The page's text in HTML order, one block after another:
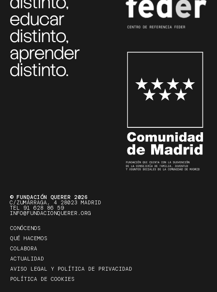
educar
distinto,
aprender
distinto.
© FUNDACIÓN QUERER 2026
C/ZUMÁRRAGA, 4 28023 MADRID
TEL 91 628 86 59
INFO@FUNDACIONQUERER.ORG
CONÓCENOS
QUÉ HACEMOS
COLABORA
ACTUALIDAD
AVISO LEGAL Y POLÍTICA DE PRIVACIDAD
POLÍTICA DE COOKIES